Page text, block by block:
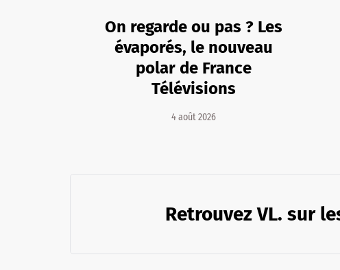
On regarde ou pas ? Les
évaporés, le nouveau
polar de France
Télévisions
4 août 2026
Retrouvez VL. sur